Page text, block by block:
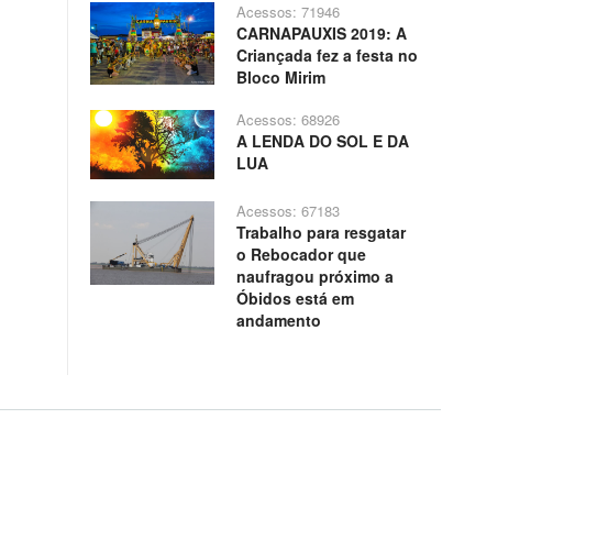
Acessos: 71946
CARNAPAUXIS 2019: A
Criançada fez a festa no
Bloco Mirim
Acessos: 68926
A LENDA DO SOL E DA
LUA
Acessos: 67183
Trabalho para resgatar
o Rebocador que
naufragou próximo a
Óbidos está em
andamento